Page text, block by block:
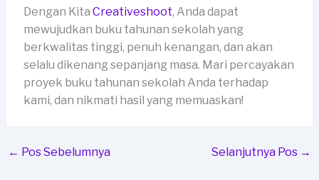
Dengan Kita Creativeshoot, Anda dapat
mewujudkan buku tahunan sekolah yang
berkwalitas tinggi, penuh kenangan, dan akan
selalu dikenang sepanjang masa. Mari percayakan
proyek buku tahunan sekolah Anda terhadap
kami, dan nikmati hasil yang memuaskan!
← Pos Sebelumnya Selanjutnya Pos →